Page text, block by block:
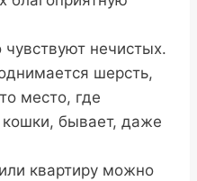
нечистых.
шерсть,
место, где
бывает, даже
квартиру можно